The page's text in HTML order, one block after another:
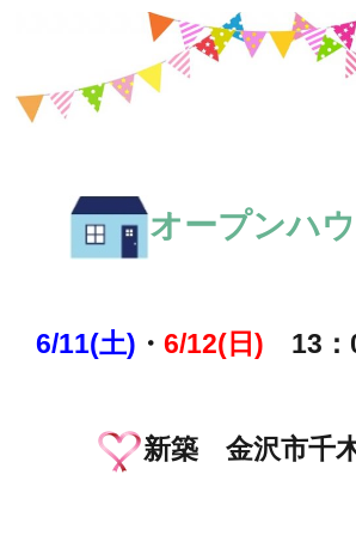
オープンハ
6/11(土) ・6/12(日) 13：
新築 金沢市千